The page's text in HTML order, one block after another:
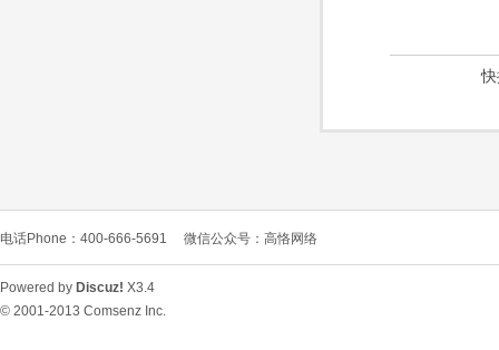
电话Phone：400-666-5691 微信公众号：高恪网络
Powered by Discuz! X3.4
© 2001-2013 Comsenz Inc.